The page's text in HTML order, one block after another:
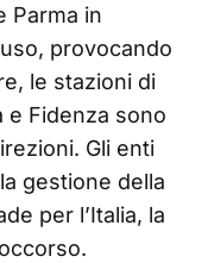
Parma in
provocando
le stazioni di
e Fidenza sono
Gli enti
gestione della
per l’Italia, la